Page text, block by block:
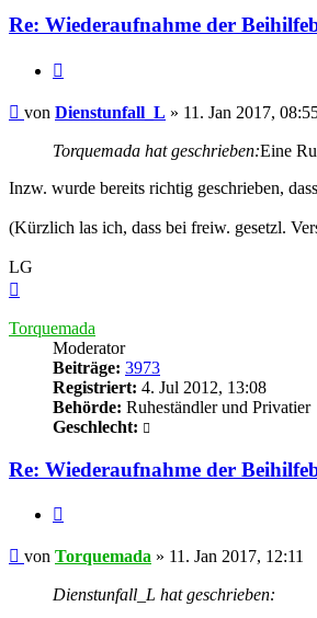
Re: Wiederaufnahme der
Beitrag
von Dienstunfall_L » 11. Jan 2017,
Torquemada hat geschrieben:Eine
Inzw. wurde bereits richtig geschrieben,
(Kürzlich las ich, dass bei freiw. gesetzl.
LG
Torquemada
Moderator
Beiträge: 3973
Registriert: 4. Jul 2012, 13:08
Behörde: Ruheständler und Privatier
Geschlecht:
Re: Wiederaufnahme der
Beitrag
von Torquemada » 11. Jan 2017, 12:11
Dienstunfall_L hat geschrieben: